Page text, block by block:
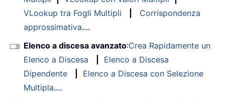
VLookup tra Fogli Multipli
Corrispondenza
approssimativa....
Elenco a discesa avanzato:Crea Rapidamente un
Elenco a Discesa
Elenco a Discesa
Dipendente
Elenco a Discesa con Selezione
Multipla....